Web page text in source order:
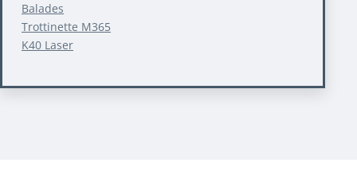
Balades
Trottinette M365
K40 Laser